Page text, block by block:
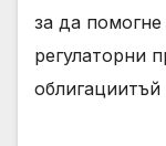
за да
регулаторни